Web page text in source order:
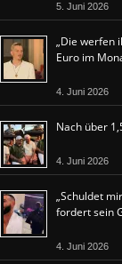
5. Juni 2026
„Die werfen
Euro im
4. Juni 2026
Nach über
4. Juni 2026
„Schuldet
fordert sein
4. Juni 2026